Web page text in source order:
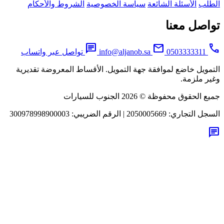
الأسئلة الشائعة سياسة الخصوصية الشروط والأحكام
معنا
0503333311
mail
info@aljanob.sa
chatتواصل عبر واتساب
خاضع لموافقة جهة التمويل. الأقساط المعروضة تقديرية
ملزمة.
محفوظة © 2026 الجنوب للسيارات
التجاري:2050005669
| الرقم الضريبي: 300978998900003